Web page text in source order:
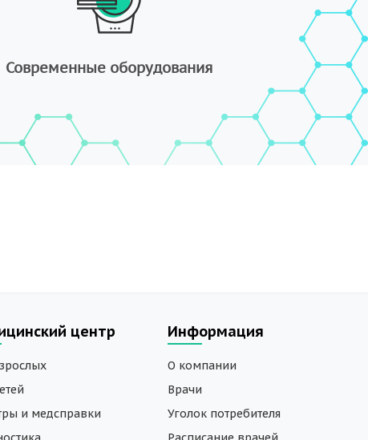
Современные оборудования
центр
и медсправки
Информация
О компании
Врачи
Уголок потребителя